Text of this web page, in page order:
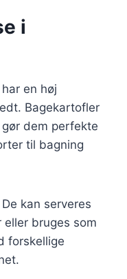
i
en høj
Bagekartofler
dem perfekte
til bagning
kan serveres
bruges som
forskellige